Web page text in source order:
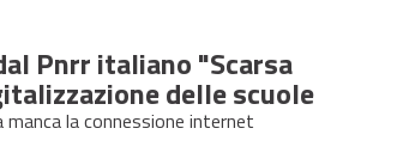
Pnrr italiano "Scarsa
delle scuole
manca la connessione internet